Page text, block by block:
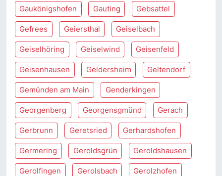
Gaukönigshofen Gauting Gebsattel
Gefrees Geiersthal Geiselbach
Geiselhöring Geiselwind Geisenfeld
Geisenhausen Geldersheim Geltendorf
Gemünden am Main Genderkingen
Georgenberg Georgensgmünd Gerach
Gerbrunn Geretsried Gerhardshofen
Germering Geroldsgrün Geroldshausen
Gerolfingen Gerolsbach Gerolzhofen